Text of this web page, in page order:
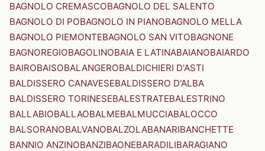
BAGNOLO CREMASCOBAGNOLO DEL SALENTO
BAGNOLO DI POBAGNOLO IN PIANOBAGNOLO MELLA
BAGNOLO PIEMONTEBAGNOLO SAN VITOBAGNONE
BAGNOREGIOBAGOLINOBAIA E LATINABAIANOBAIARDO
BAIROBAISOBALANGEROBALDICHIERI D'ASTI
BALDISSERO CANAVESEBALDISSERO D'ALBA
BALDISSERO TORINESEBALESTRATEBALESTRINO
BALLABIOBALLAOBALMEBALMUCCIABALOCCO
BALSORANOBALVANOBALZOLABANARIBANCHETTE
BANNIO ANZINOBANZIBAONEBARADILIBARAGIANO